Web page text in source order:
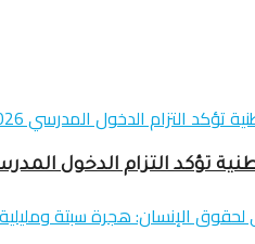
الدخول المدرسي 2026-2027 بمواعيده الرسمية وتبدأ